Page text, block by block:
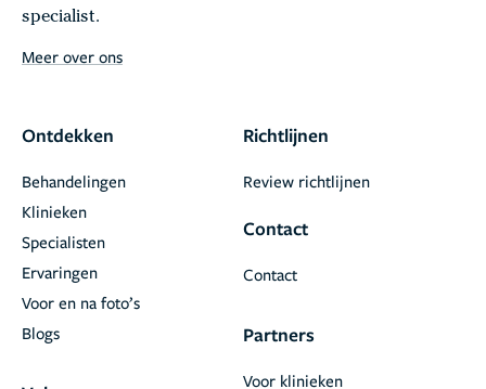
specialist.
Meer over ons
Ontdekken
Behandelingen
Klinieken
Specialisten
Ervaringen
Voor en na foto’s
Blogs
Richtlijnen
Review richtlijnen
Contact
Contact
Partners
Voor klinieken